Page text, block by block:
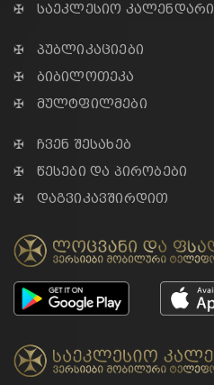
✠ საეკლესიო კალენდარი
✠ პუბლიკაციები
✠ ბიბილოთეკა
✠ მულტფილმები
✠ ჩვენ შესახებ
✠ წესები და პირობები
✠ დაგვიკავშირდით